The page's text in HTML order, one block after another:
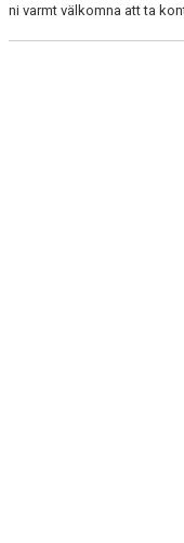
ni varmt välkomna att ta